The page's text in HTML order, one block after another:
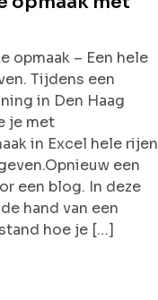
opmaak – Een hele
Tijdens een
in Den Haag
je met
in Excel hele rijen
een
een blog. In deze
hand van een
hoe je […]